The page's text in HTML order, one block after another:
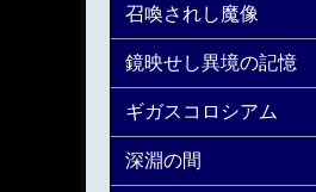
召喚されし魔像
鏡映せし異境の記憶
ギガスコロシアム
深淵の間